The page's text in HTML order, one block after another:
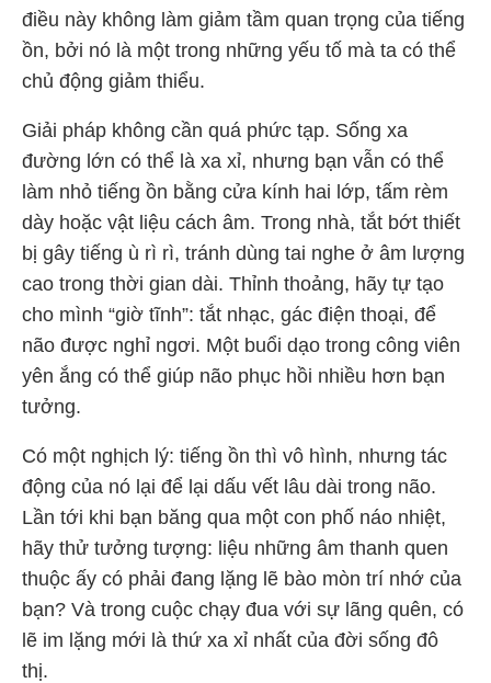
điều này không làm giảm tầm quan trọng của tiếng
ồn, bởi nó là một trong những yếu tố mà ta có thể
chủ động giảm thiểu.
Giải pháp không cần quá phức tạp. Sống xa
đường lớn có thể là xa xỉ, nhưng bạn vẫn có thể
làm nhỏ tiếng ồn bằng cửa kính hai lớp, tấm rèm
dày hoặc vật liệu cách âm. Trong nhà, tắt bớt thiết
bị gây tiếng ù rì rì, tránh dùng tai nghe ở âm lượng
cao trong thời gian dài. Thỉnh thoảng, hãy tự tạo
cho mình “giờ tĩnh”: tắt nhạc, gác điện thoại, để
não được nghỉ ngơi. Một buổi dạo trong công viên
yên ắng có thể giúp não phục hồi nhiều hơn bạn
tưởng.
Có một nghịch lý: tiếng ồn thì vô hình, nhưng tác
động của nó lại để lại dấu vết lâu dài trong não.
Lần tới khi bạn băng qua một con phố náo nhiệt,
hãy thử tưởng tượng: liệu những âm thanh quen
thuộc ấy có phải đang lặng lẽ bào mòn trí nhớ của
bạn? Và trong cuộc chạy đua với sự lãng quên, có
lẽ im lặng mới là thứ xa xỉ nhất của đời sống đô
thị.